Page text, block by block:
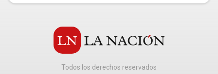
Todos los derechos reservados